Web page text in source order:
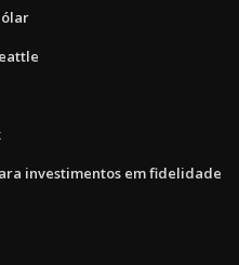
investimentos em fidelidade